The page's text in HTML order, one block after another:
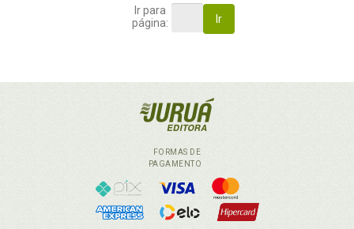
Ir para
página:
Ir
FORMAS DE
PAGAMENTO